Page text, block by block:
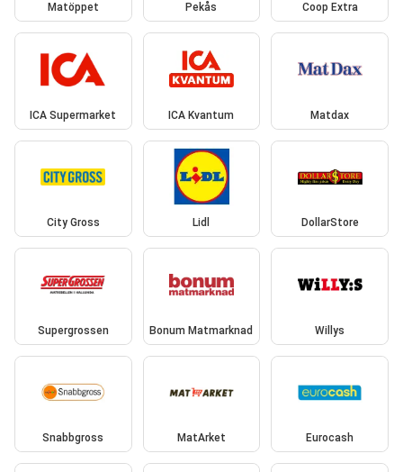
Matöppet Pekås Coop Extra
ICA Supermarket ICA Kvantum Matdax
City Gross Lidl DollarStore
Supergrossen Bonum Matmarknad Willys
Snabbgross MatArket Eurocash